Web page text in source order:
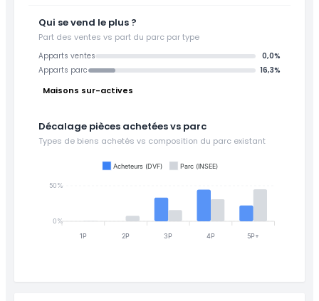
Qui se vend le plus ?
Part des ventes vs part du parc par type
Apparts ventes
0,0%
Apparts parc
16,3%
Maisons sur-actives
Décalage pièces achetées vs parc
Types de biens achetés vs composition du parc existant
50%
0%
1P
2P 3P 4P 5P+
Acheteurs (DVF) Parc (INSEE)